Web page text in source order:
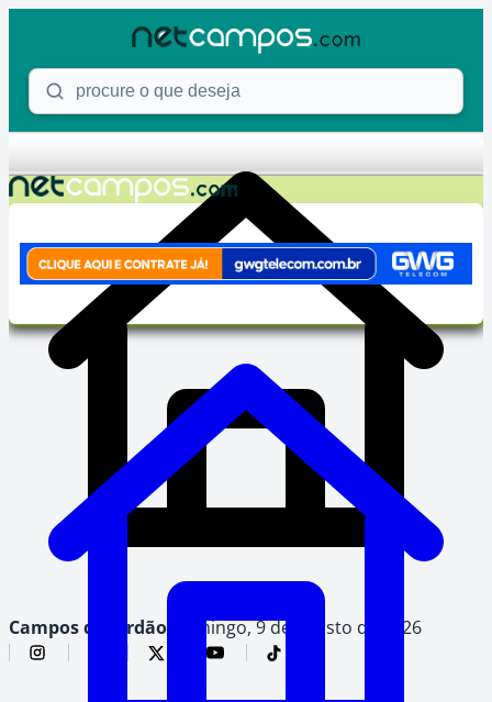
Procure o que deseja
Campos do Jordão, domingo, 9 de agosto de 2026